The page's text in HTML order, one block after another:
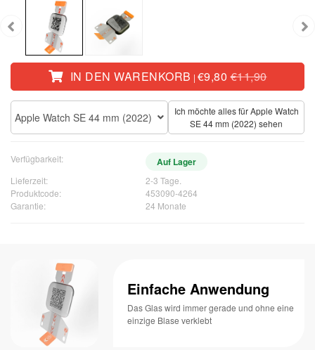
IN DEN WARENKORB | €9,80€11,90
Apple Watch SE 44 mm (2022)
Ich möchte alles für Apple Watch
SE 44 mm (2022) sehen
Verfügbarkeit: Auf Lager
Lieferzeit:
2-3 Tage.
Produktcode:
453090-4264
Garantie:
24 Monate
Einfache Anwendung
Das Glas wird immer gerade und ohne eine
einzige Blase verklebt